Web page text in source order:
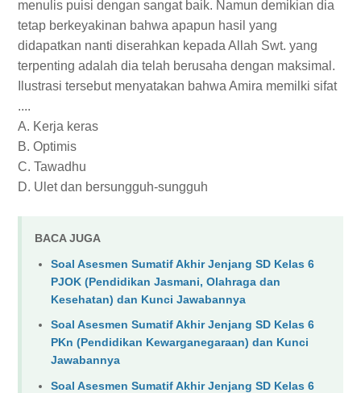
menulis puisi dengan sangat baik. Namun demikian dia
tetap berkeyakinan bahwa apapun hasil yang
didapatkan nanti diserahkan kepada Allah Swt. yang
terpenting adalah dia telah berusaha dengan maksimal.
Ilustrasi tersebut menyatakan bahwa Amira memilki sifat
....
A. Kerja keras
B. Optimis
C. Tawadhu
D. Ulet dan bersungguh-sungguh
BACA JUGA
Soal Asesmen Sumatif Akhir Jenjang SD Kelas 6
PJOK (Pendidikan Jasmani, Olahraga dan
Kesehatan) dan Kunci Jawabannya
Soal Asesmen Sumatif Akhir Jenjang SD Kelas 6
PKn (Pendidikan Kewarganegaraan) dan Kunci
Jawabannya
Soal Asesmen Sumatif Akhir Jenjang SD Kelas 6